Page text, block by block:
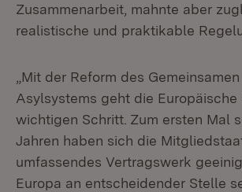
Zusammenarbeit, mahnte aber
realistische und praktikable
„Mit der Reform des
Asylsystems geht die Europäische
wichtigen Schritt. Zum ersten Mal
Jahren haben sich die
umfassendes Vertragswerk
Europa an entscheidender Stelle